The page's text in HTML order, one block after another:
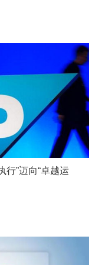
行”迈向“卓越运